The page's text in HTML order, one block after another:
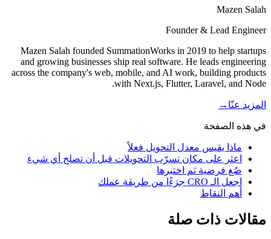
Mazen Salah
Founder & Lead Engineer
Mazen Salah founded SummationWorks in 2019 to help startups
and growing businesses ship real software. He leads engineering
across the company's web, mobile, and AI work, building products
with Next.js, Flutter, Laravel, and Node.
المزيد عنّا →
في هذه الصفحة
ماذا يقيس معدل التحويل فعلاً
اعثر على مكان تسرّب التحويلات قبل أن تصلح أي شيء
صُغ فرضية ثم اختبرها
اجعل الـ CRO جزءًا من طريقة عملك
أهم النقاط
مقالات ذات صلة